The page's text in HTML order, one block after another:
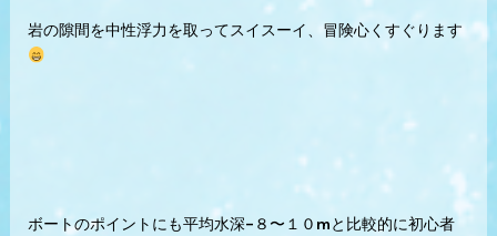
岩の隙間を中性浮力を取ってスイスーイ、冒険心くすぐります
ボートのポイントにも平均水深–８〜１０mと比較的に初心者